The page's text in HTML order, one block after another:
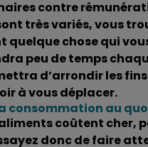
contre
très variés, vous
quelque chose qui
peu de temps
d’arrondir les
à vous déplacer.
consommation au
coûtent cher,
donc de faire